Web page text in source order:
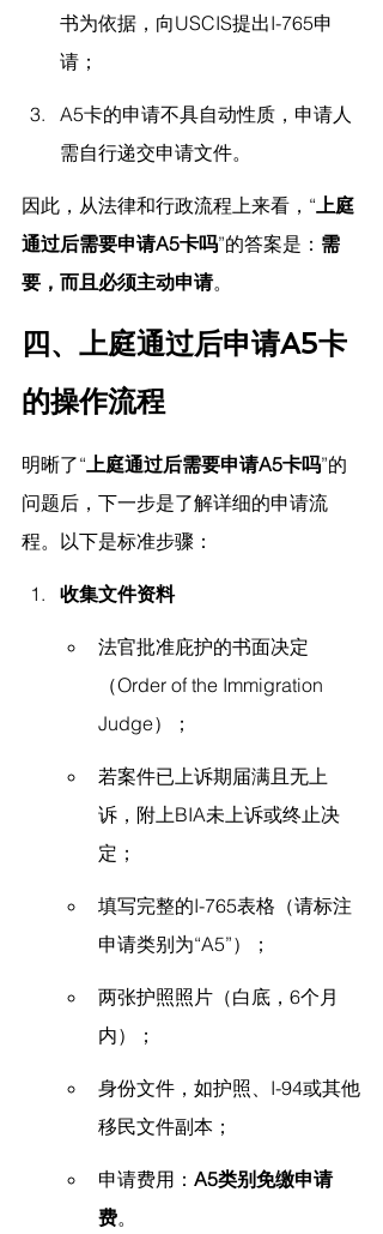
书为依据，向USCIS提出I-765申
请；
A5卡的申请不具自动性质，申请人
需自行递交申请文件。
因此，从法律和行政流程上来看，“上庭
通过后需要申请A5卡吗”的答案是： 需
要，而且必须主动申请。
四、上庭通过后申请A5卡
的操作流程
明晰了“上庭通过后需要申请A5卡吗”的
问题后，下一步是了解详细的申请流
程。以下是标准步骤：
收集文件资料
法官批准庇护的书面决定
（Order of the Immigration
Judge）；
若案件已上诉期届满且无上
诉，附上BIA未上诉或终止决
定；
填写完整的I-765表格（请标注
申请类别为“A5”）；
两张护照照片（白底，6个月
内）；
身份文件，如护照、I-94或其他
移民文件副本；
申请费用： A5类别免缴申请
费。